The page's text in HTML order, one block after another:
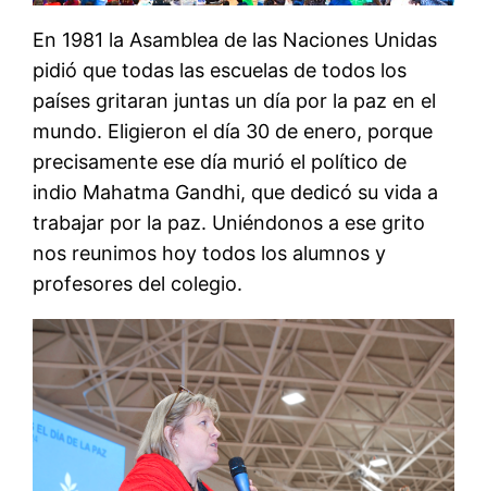
En 1981 la Asamblea de las Naciones Unidas
pidió que todas las escuelas de todos los
países gritaran juntas un día por la paz en el
mundo. Eligieron el día 30 de enero, porque
precisamente ese día murió el político de
indio Mahatma Gandhi, que dedicó su vida a
trabajar por la paz. Uniéndonos a ese grito
nos reunimos hoy todos los alumnos y
profesores del colegio.